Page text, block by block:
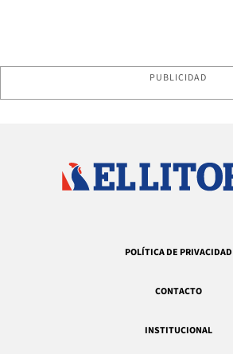
PUBLICIDAD
POLÍTICA DE PRIVACIDAD
CONTACTO
INSTITUCIONAL